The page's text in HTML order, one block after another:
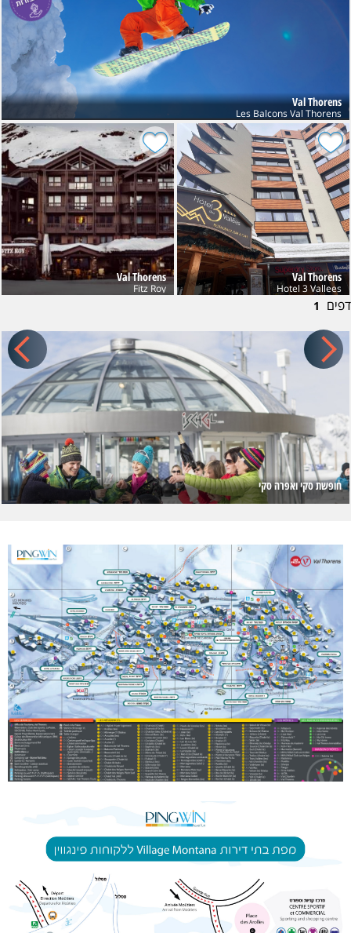
Val Thorens
Les Balcons Val Thorens
Val Thorens
Hotel 3 Vallees
Val Thorens
Fitz Roy
דפים 1
חופשת סקי ואפרה סקי